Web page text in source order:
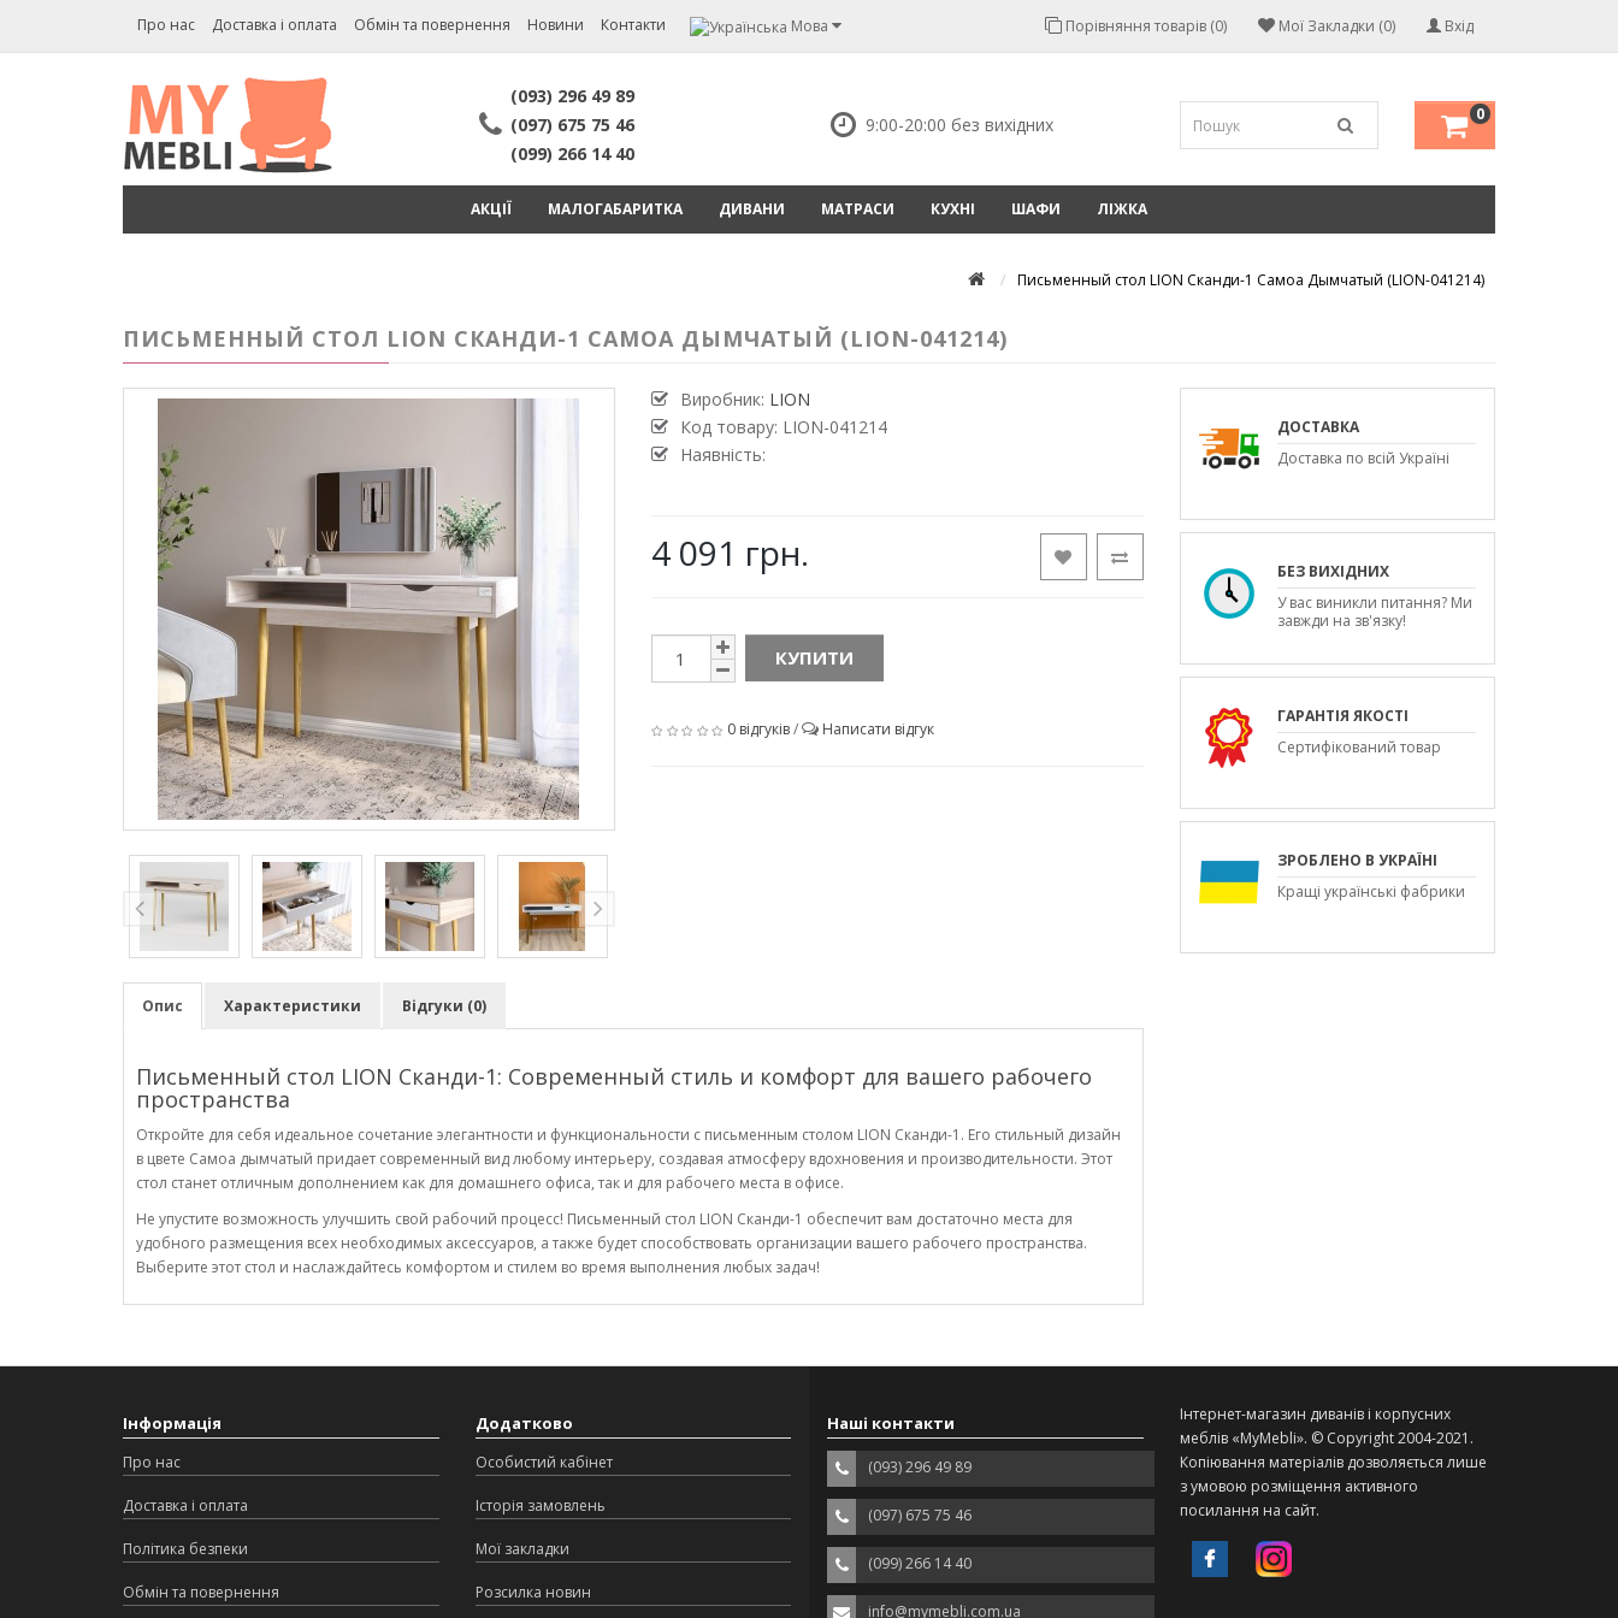
Про нас Доставка і оплата Обмін та повернення Новини Контакти Мова Вхід
Мої Закладки (0)
Порівняння товарів (0)
(093) 296 49 89
(097) 675 75 46
(099) 266 14 40
9:00-20:00 без вихідних 0
АКЦІЇ МАЛОГАБАРИТКА ДИВАНИ МАТРАСИ КУХНІ ШАФИ ЛІЖКА
Письменный стол LION Сканди-1 Самоа Дымчатый (LION-041214)
ПИСЬМЕННЫЙ СТОЛ LION СКАНДИ-1 САМОА ДЫМЧАТЫЙ (LION-041214)
Виробник: LION
Код товару: LION-041214
Наявність:
4 091 грн.
КУПИТИ
0 відгуків/ Написати відгук
Опис Характеристики Відгуки (0)
Письменный стол LION Сканди-1: Современный стиль и комфорт для вашего рабочего
пространства
Откройте для себя идеальное сочетание элегантности и функциональности с письменным столом LION Сканди-1. Его стильный дизайн
в цвете Самоа дымчатый придает современный вид любому интерьеру, создавая атмосферу вдохновения и производительности. Этот
стол станет отличным дополнением как для домашнего офиса, так и для рабочего места в офисе.
Не упустите возможность улучшить свой рабочий процесс! Письменный стол LION Сканди-1 обеспечит вам достаточно места для
удобного размещения всех необходимых аксессуаров, а также будет способствовать организации вашего рабочего пространства.
Выберите этот стол и наслаждайтесь комфортом и стилем во время выполнения любых задач!
ДОСТАВКА
Доставка по всій Україні
БЕЗ ВИХІДНИХ
У вас виникли питання? Ми
завжди на зв'язку!
ГАРАНТІЯ ЯКОСТІ
Сертифікований товар
ЗРОБЛЕНО В УКРАЇНІ
Кращі українські фабрики
Інформація
Про нас
Доставка і оплата
Політика безпеки
Обмін та повернення
Додатково
Особистий кабінет
Історія замовлень
Мої закладки
Розсилка новин
Наші контакти
(093) 296 49 89
(097) 675 75 46
(099) 266 14 40
info@mymebli.com.ua
Інтернет-магазин диванів і корпусних
меблів «MyMebli». © Copyright 2004-2021.
Копіювання матеріалів дозволяється лише
з умовою розміщення активного
посилання на сайт.